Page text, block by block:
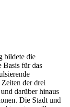
bildete die
Basis für das
der drei
darüber hinaus
Die Stadt und